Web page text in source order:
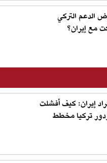
الدعم التركي
مع إيران؟
إيران: كيف أفشلت
تركيا مخطط